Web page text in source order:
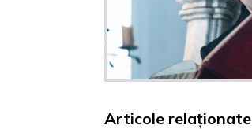
Articole relaționate